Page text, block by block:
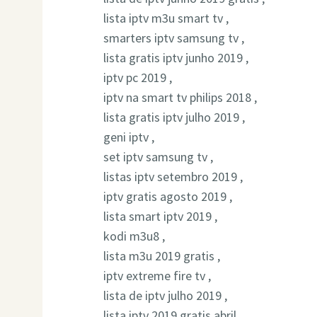
lista iptv m3u smart tv ,
smarters iptv samsung tv ,
lista gratis iptv junho 2019 ,
iptv pc 2019 ,
iptv na smart tv philips 2018 ,
lista gratis iptv julho 2019 ,
geni iptv ,
set iptv samsung tv ,
listas iptv setembro 2019 ,
iptv gratis agosto 2019 ,
lista smart iptv 2019 ,
kodi m3u8 ,
lista m3u 2019 gratis ,
iptv extreme fire tv ,
lista de iptv julho 2019 ,